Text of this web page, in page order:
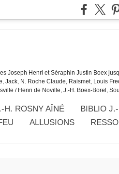
Joseph Henri et Séraphin Justin Boex
Jack, N. Roche Claude, Raismet, Louis
/ Henri de Noville, J.-H. Boex-Borel,
H. ROSNY AÎNÉ
BIBLIO
ALLUSIONS